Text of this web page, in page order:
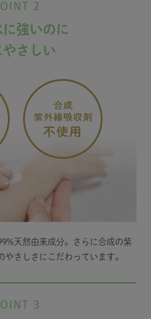
2
強いのに
やさしい
天然由来成分。さらに合成の紫
さしさにこだわっています。
3